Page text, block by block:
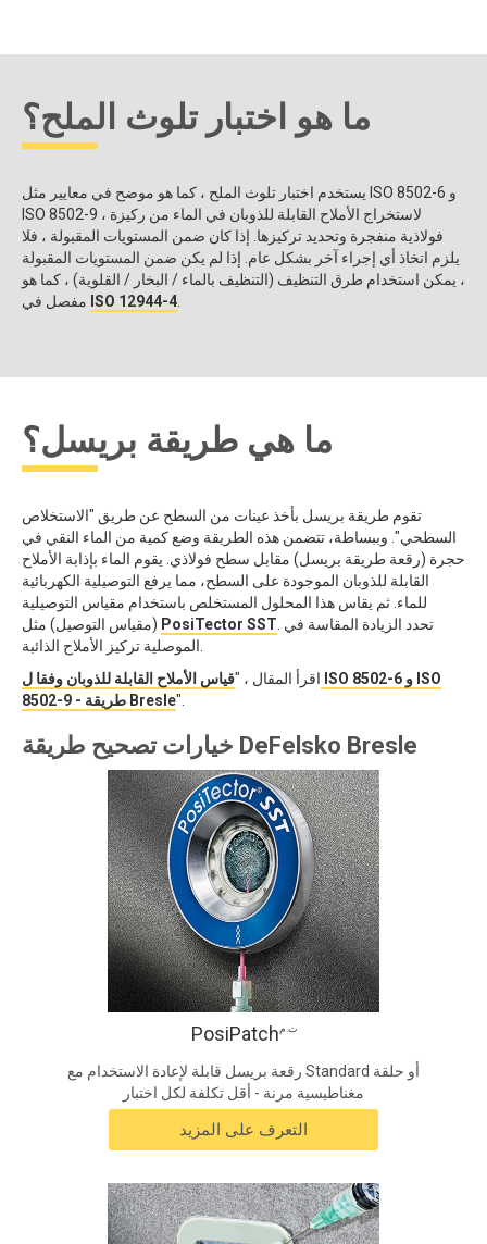
ما هو اختبار تلوث الملح؟
يستخدم اختبار تلوث الملح ، كما هو موضح في معايير مثل ISO 8502-6 و
ISO 8502-9 ، لاستخراج الأملاح القابلة للذوبان في الماء من ركيزة
فولاذية منفجرة وتحديد تركيزها. إذا كان ضمن المستويات المقبولة ، فلا
يلزم اتخاذ أي إجراء آخر بشكل عام. إذا لم يكن ضمن المستويات المقبولة
، يمكن استخدام طرق التنظيف (التنظيف بالماء / البخار / القلوية) ، كما هو
ISO 12944-4
ما هي طريقة بريسل؟
تقوم طريقة بريسل بأخذ عينات من السطح عن طريق "الاستخلاص
السطحي". وببساطة، تتضمن هذه الطريقة وضع كمية من الماء النقي في
حجرة (رقعة طريقة بريسل) مقابل سطح فولاذي. يقوم الماء بإذابة الأملاح
القابلة للذوبان الموجودة على السطح، مما يرفع التوصيلية الكهربائية
للماء. ثم يقاس هذا المحلول المستخلص باستخدام مقياس التوصيلية
PosiTector SST
اقرأ المقال ، "قياس الأملاح القابلة للذوبان وفقا ل ISO 8502-6 و ISO
8502-9 - طريقة Bresle".
خيارات تصحيح طريقة DeFelsko Bresle
PosiPatch ت.م
رقعة بريسل قابلة لإعادة الاستخدام مع Standard أو حلقة
مغناطيسية مرنة - أقل تكلفة لكل اختبار
التعرف على المزيد